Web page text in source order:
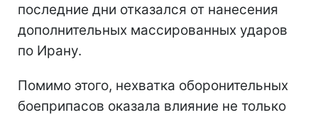
последние дни отказался от нанесения
дополнительных массированных ударов
по Ирану.
Помимо этого, нехватка оборонительных
боеприпасов оказала влияние не только